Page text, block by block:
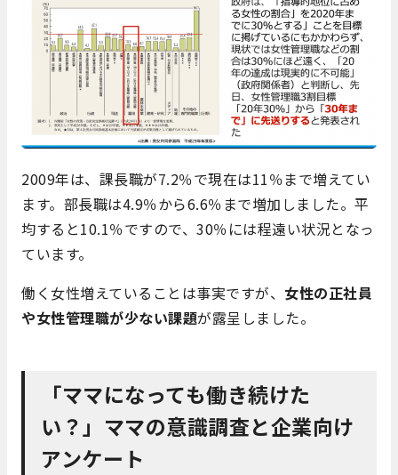
2009年は、課長職が7.2％で現在は11％まで増えてい
ます。部長職は4.9％から6.6％まで増加しました。平
均すると10.1％ですので、30％には程遠い状況となっ
ています。
働く女性増えていることは事実ですが、 女性の正社員
や女性管理職が少ない課題が露呈しました。
「ママになっても働き続けた
い？」ママの意識調査と企業向け
アンケート